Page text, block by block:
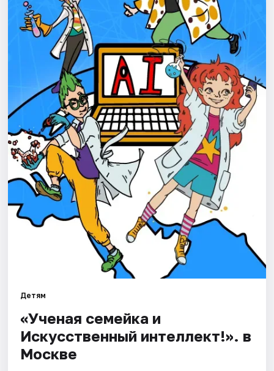
Спорт
События
Города
Площадки
Артисты
Рейтинги
Детям
«Ученая семейка и
Искусственный интеллект!». в
Москве